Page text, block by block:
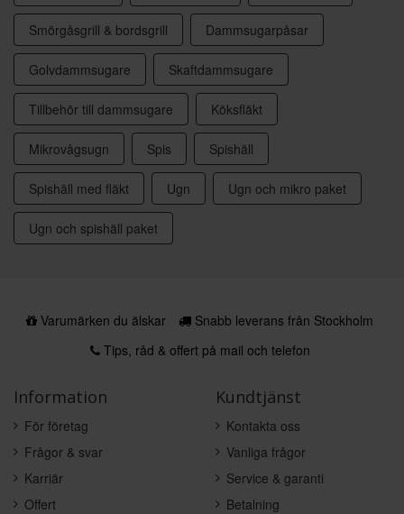
Smörgåsgrill & bordsgrill Dammsugarpåsar
Golvdammsugare Skaftdammsugare
Tillbehör till dammsugare Köksfläkt
Mikrovågsugn Spis Spishäll
Spishäll med fläkt Ugn Ugn och mikro paket
Ugn och spishäll paket
Varumärken du älskar
Snabb leverans från Stockholm
Tips, råd & offert på mail och telefon
Information
För företag
Frågor & svar
Karriär
Offert
Kundtjänst
Kontakta oss
Vanliga frågor
Service & garanti
Betalning